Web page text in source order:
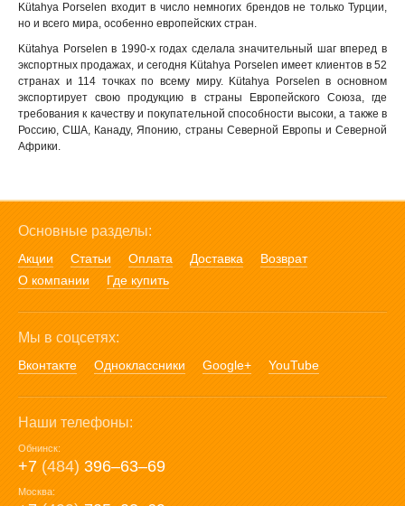
Kütahya Porselen входит в число немногих брендов не только Турции,
но и всего мира, особенно европейских стран.
Kütahya Porselen в 1990-х годах сделала значительный шаг вперед в
экспортных продажах, и сегодня Kütahya Porselen имеет клиентов в 52
странах и 114 точках по всему миру. Kütahya Porselen в основном
экспортирует свою продукцию в страны Европейского Союза, где
требования к качеству и покупательной способности высоки, а также в
Россию, США, Канаду, Японию, страны Северной Европы и Северной
Африки.
Основные разделы:
Акции Статьи Оплата Доставка
Возврат
О компании
Где купить
Мы в соцсетях:
Вконтакте Одноклассники Google+ YouTube
Наши телефоны:
Обнинск:
+7 (484) 396‒63‒69
Москва: